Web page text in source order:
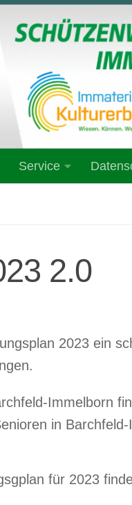
Service
2.0
2023 ein
Immelborn
in
für 2023